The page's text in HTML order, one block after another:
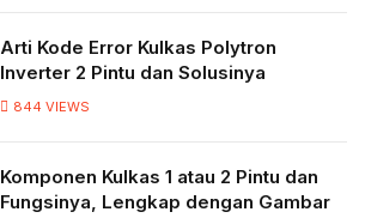
Arti Kode Error Kulkas Polytron
Inverter 2 Pintu dan Solusinya
844 VIEWS
Komponen Kulkas 1 atau 2 Pintu dan
Fungsinya, Lengkap dengan Gambar